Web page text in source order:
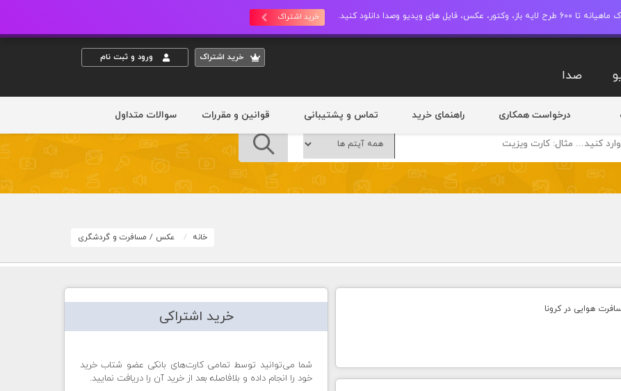
عکس، فایل های ویدیو وصدا دانلود کنید. خرید اشتراک
خريد اشتراک ورود و ثبت نام
صدا
درخواست همکاری راهنمای خرید تماس و پشتیبانی قوانین و مقررات سوالات متداول
خانه عکس / مسافرت و گردشگری
خرید اشتراکی
شما می‌توانید توسط تمامی کارت‌های بانکی عضو شتاب خرید
خود را انجام داده و بلافاصله بعد از خرید آن را دریافت نمایید.